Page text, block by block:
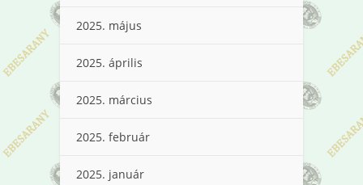
2025. május
2025. április
2025. március
2025. február
2025. január